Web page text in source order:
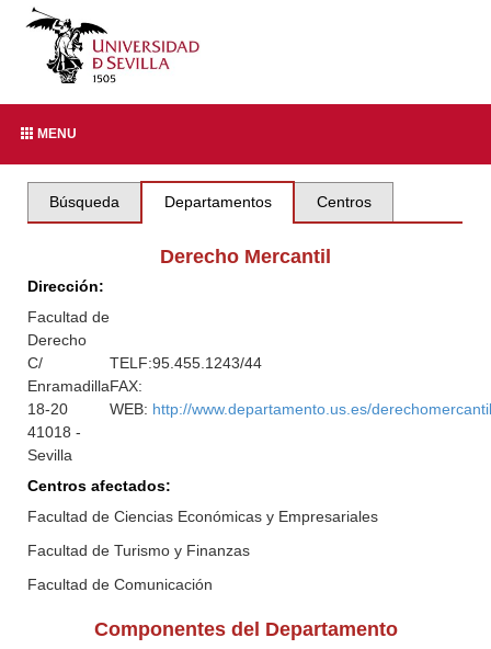
MENU
Búsqueda Departamentos Centros
Derecho Mercantil
Dirección:
Facultad de
Derecho
C/
Enramadilla
18-20
41018 -
Sevilla
TELF:95.455.1243/44
FAX:
WEB: http://www.departamento.us.es/
Centros afectados:
Facultad de Ciencias Económicas y Empresariales
Facultad de Turismo y Finanzas
Facultad de Comunicación
Componentes del Departamento